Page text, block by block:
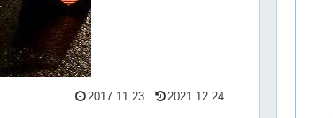
2017.11.23 2021.12.24